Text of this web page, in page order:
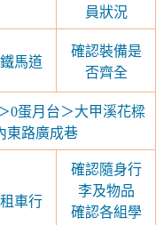
員狀況
馬道
確認裝備是
否齊全
0蛋月台＞大甲溪花樑
東路廣成巷
車行
確認隨身行
李及物品
確認各組學